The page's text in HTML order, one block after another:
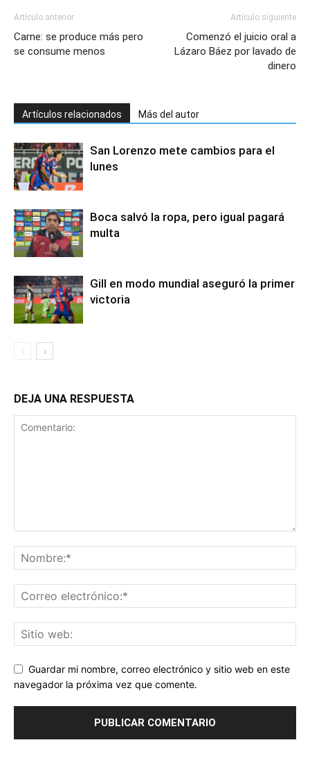
Artículo anterior
Carne: se produce más pero
se consume menos
Artículo siguiente
Comenzó el juicio oral a
Lázaro Báez por lavado de
dinero
Artículos relacionados Más del autor
San Lorenzo mete cambios para el
lunes
Boca salvó la ropa, pero igual pagará
multa
Gill en modo mundial aseguró la primer
victoria
DEJA UNA RESPUESTA
Guardar mi nombre, correo electrónico y sitio web en este
navegador la próxima vez que comente.